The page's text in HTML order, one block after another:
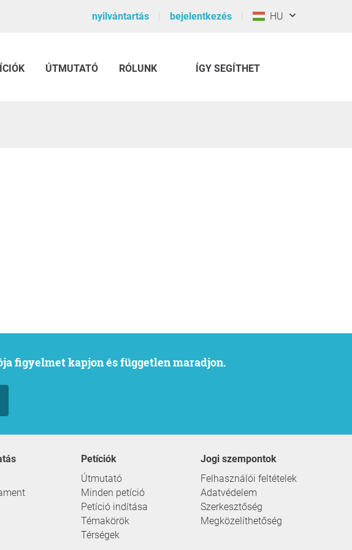
nyilvántartás bejelentkezés HU
ÚTMUTATÓ RÓLUNK ÍGY SEGÍTHET
figyelmet kapjon és független maradjon.
Petíciók
Útmutató
Minden petíció
Petíció indítása
Témakörök
Térségek
Jogi szempontok
Felhasználói feltételek
Adatvédelem
Szerkesztőség
Megközelíthetőség